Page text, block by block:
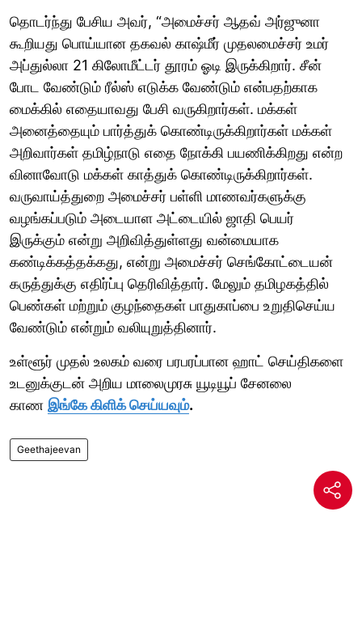
தொடர்ந்து பேசிய அவர், “அமைச்சர் ஆதவ் அர்ஜுனா
கூறியது பொய்யான தகவல் காஷ்மீர் முதலமைச்சர் உமர்
அப்துல்லா 21 கிலோமீட்டர் தூரம் ஓடி இருக்கிறார். சீன்
போட வேண்டும் ரீல்ஸ் எடுக்க வேண்டும் என்பதற்காக
மைக்கில் எதையாவது பேசி வருகிறார்கள். மக்கள்
அனைத்தையும் பார்த்துக் கொண்டிருக்கிறார்கள் மக்கள்
அறிவார்கள் தமிழ்நாடு எதை நோக்கி பயணிக்கிறது என்ற
வினாவோடு மக்கள் காத்துக் கொண்டிருக்கிறார்கள்.
வருவாய்த்துறை அமைச்சர் பள்ளி மாணவர்களுக்கு
வழங்கப்படும் அடையாள அட்டையில் ஜாதி பெயர்
இருக்கும் என்று அறிவித்துள்ளது வன்மையாக
கண்டிக்கத்தக்கது, என்று அமைச்சர் செங்கோட்டையன்
கருத்துக்கு எதிர்ப்பு தெரிவித்தார். மேலும் தமிழகத்தில்
பெண்கள் மற்றும் குழந்தைகள் பாதுகாப்பை உறுதிசெய்ய
வேண்டும் என்றும் வலியுறுத்தினார்.
உள்ளூர் முதல் உலகம் வரை பரபரப்பான ஹாட் செய்திகளை
உடனுக்குடன் அறிய மாலைமுரசு யூடியூப் சேனலை
காண இங்கே கிளிக் செய்யவும்.
Geethajeevan